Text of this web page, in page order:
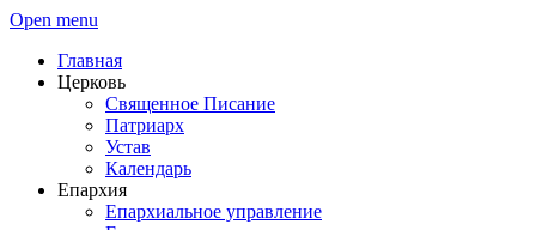
Open menu
Главная
Церковь
Священное Писание
Патриарх
Устав
Календарь
Епархия
Епархиальное управление